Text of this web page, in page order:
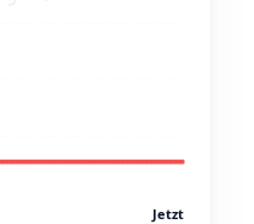
Jetzt